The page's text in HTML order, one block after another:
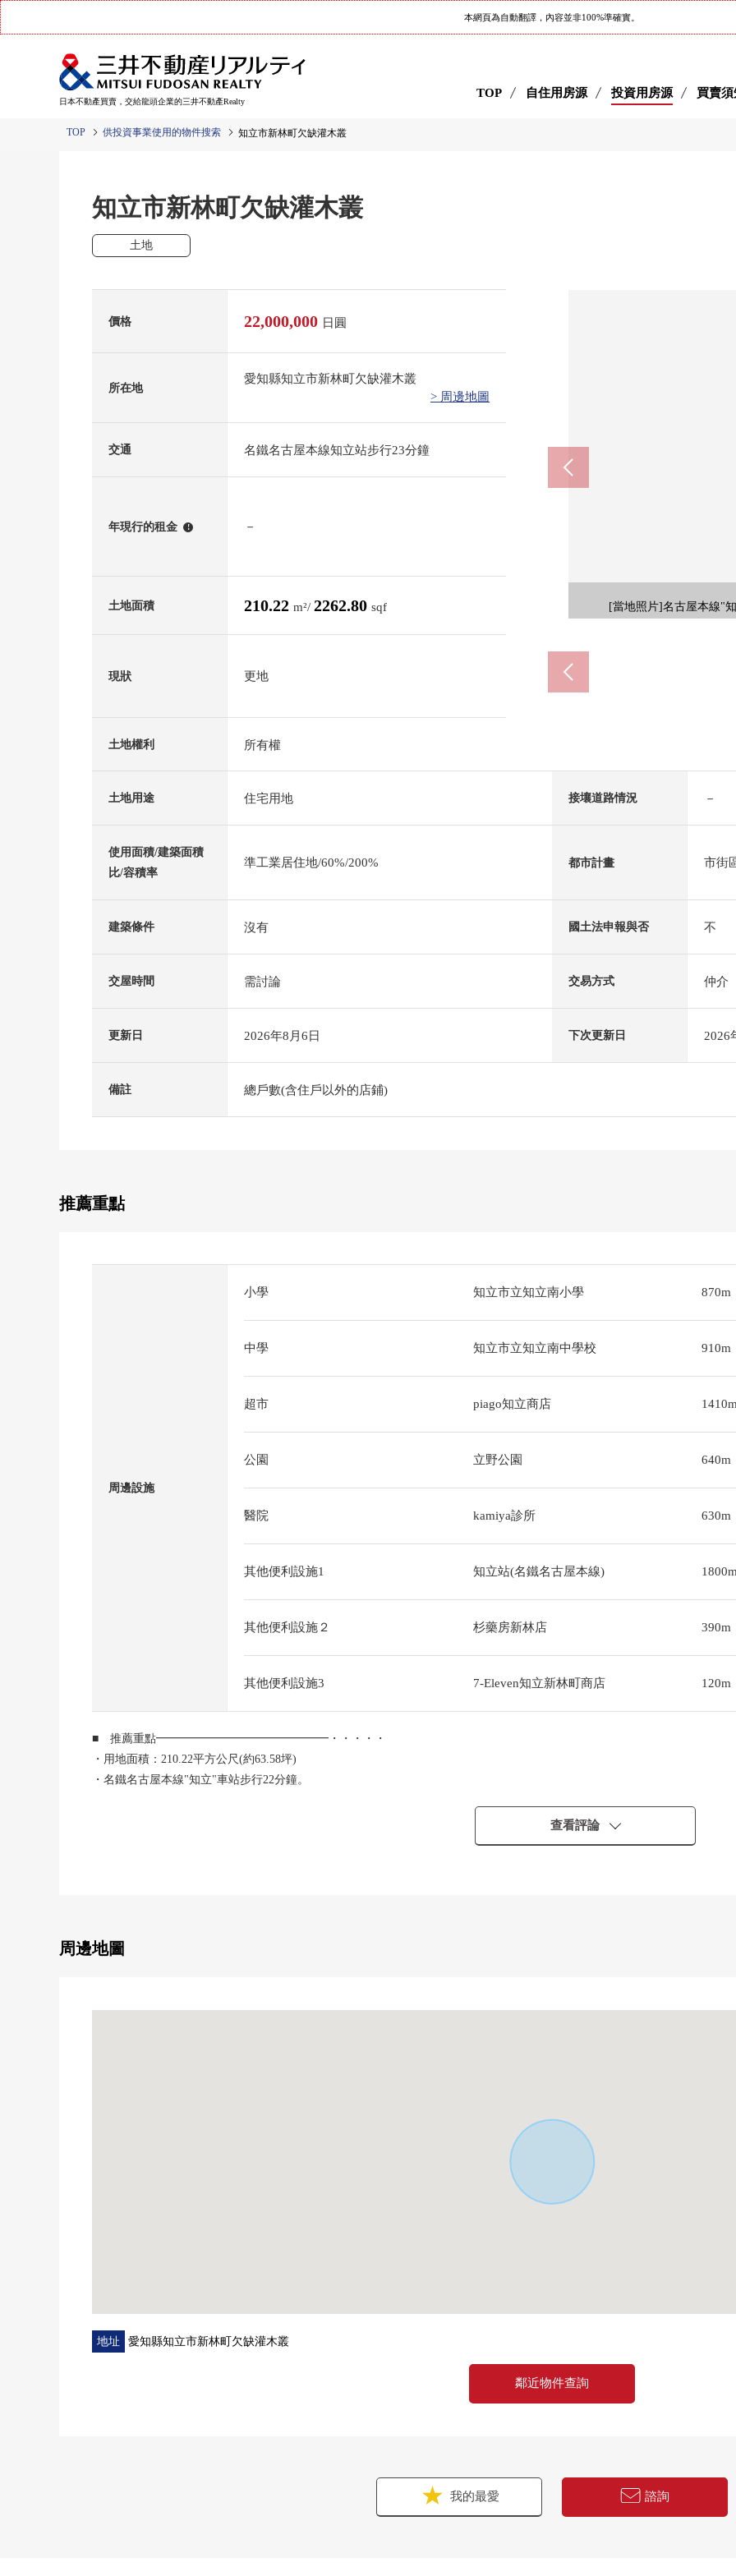
本網頁為自動翻譯，內容並非100%準確實。
日本不動產買賣，交給龍頭企業的三井不動產Realty
TOP 自住用房源 投資用房源 買賣須
TOP 供投資事業使用的物件搜索 知立市新林町欠缺灌木叢
知立市新林町欠缺灌木叢
土地
[當地照片]名古屋本線"
[當地照片]周圍有piago知
[當地照片]
[當地照片]是附近徒
[當地照片]共用部分的擁有物
[當地照片]共用部分的擁有物
價格 22,000,000 日圓
所在地
愛知縣知立市新林町欠缺灌木叢
> 周邊地圖
交通 名鐵名古屋本線知立站步行23分鐘
年現行的租金 ! －
土地面積 210.22 m²/ 2262.80 sqf
現狀 更地
土地權利 所有權
土地用途 住宅用地 接壤道路情況 －
使用面積/建築面積
比/容積率
準工業居住地/60%/200% 都市計畫 市街
建築條件 沒有 國土法申報與否 不
交屋時間 需討論 交易方式 仲介
更新日 2026年8月6日 下次更新日 2026
備註 總戶數(含住戶以外的店鋪)
推薦重點
周邊設施
小學 知立市立知立南小學 870m
中學 知立市立知立南中學校 910m
超市 piago知立商店
公園 立野公園 640m
醫院 kamiya診所 630m
其他便利設施1 知立站(名鐵名古屋本線)
其他便利設施２ 杉藥房新林店 390m
其他便利設施3 7-Eleven知立新林町商店 120m
■ 推薦重點━━━━━━━━━━━━━━━・・・・・
・用地面積：210.22平方公尺(約63.58坪)
・名鐵名古屋本線"知立"車站步行22分鐘。
查看評論
周邊地圖
地址 愛知縣知立市新林町欠缺灌木叢
鄰近物件查詢
我的最愛 諮詢